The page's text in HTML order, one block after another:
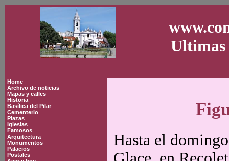
Ultimas
Home
Archivo de noticias
Mapas y calles
Historia
Basílica del Pilar
Cementerio
Plazas
Iglesias
Famosos
Arquitectura
Monumentos
Palacios
Postales
Hasta el